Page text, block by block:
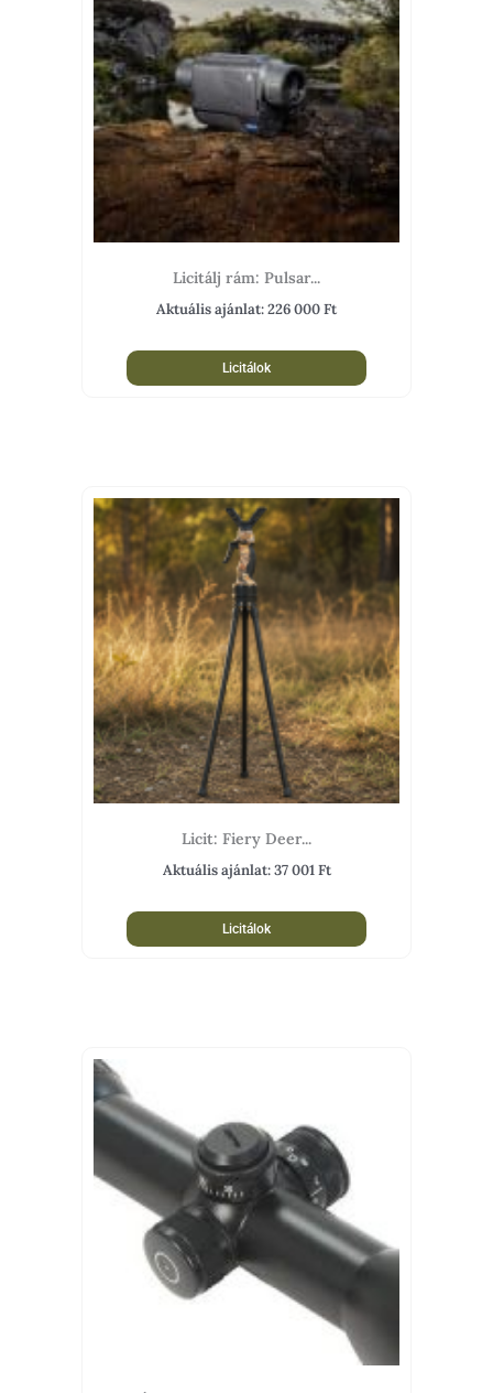
Licitálj rám: Pulsar...
Aktuális ajánlat:226 000Ft
Licitálok
Licit: Fiery Deer...
Aktuális ajánlat:37 001Ft
Licitálok